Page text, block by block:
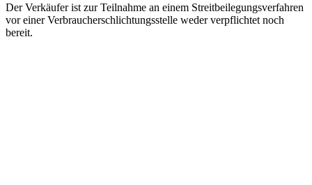
Der Verkäufer ist zur Teilnahme an einem Streitbeilegungsverfahren
vor einer Verbraucherschlichtungsstelle weder verpflichtet noch
bereit.